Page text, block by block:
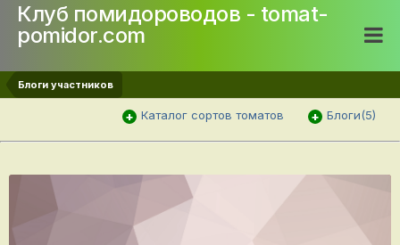
Клуб помидороводов - tomat-
pomidor.com
Блоги участников
Каталог сортов томатов Блоги(5)